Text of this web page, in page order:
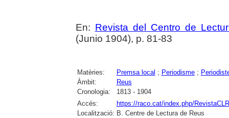
En: Revista del Centro de
(Junio 1904), p. 81-83
Matèries: Premsa local ; Periodisme;
Àmbit:
Reus
Cronologia:
1813 - 1904
Accés:
https://raco.cat/index.php/
Localització: B. Centre de Lectura de Reus